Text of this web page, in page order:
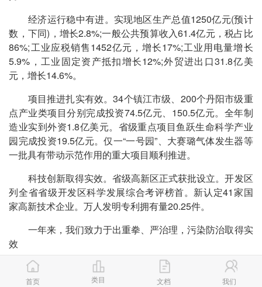
经济运行稳中有进。实现地区生产总值1250亿元(预计
数，下同)，增长2.8%;一般公共预算收入61.4亿元，税占比
86%;工业应税销售1452亿元，增长17%;工业用电量增长
5.9%，工业固定资产抵扣增长12%;外贸进出口31.8亿美
元，增长14.6%。
项目推进扎实有效。34个镇江市级、200个丹阳市级重
点产业类项目分别完成投资74.5亿元、150.5亿元。全年制
造业实到外资1.8亿美元。省级重点项目鱼跃生命科学产业
园完成投资19.5亿元。仅一“一号园”、大赛璐气体发生器等
一批具有带动示范作用的重大项目顺利推进。
科技创新取得实效。省级高新区正式获批设立。开发区
列全省省级开发区科学发展综合考评榜首。新认定41家国
家高新技术企业。万人发明专利拥有量20.25件。
一年来，我们致力于出重拳、严治理，污染防治取得实
效
铁腕整改环境突出问题。强力推进水土气综合整治。扎
实抓好环保源头治理。
首页 类目 文档 我们